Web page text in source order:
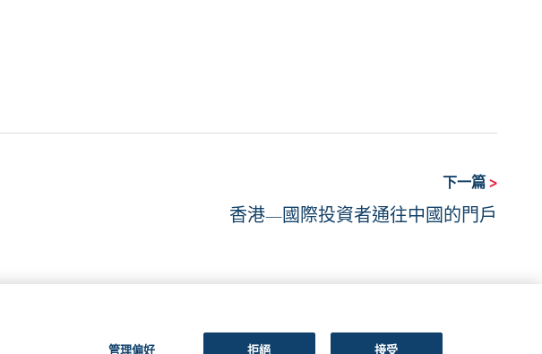
下一篇 >
香港—國際投資者通往中國的門戶
管理偏好 拒絕 接受